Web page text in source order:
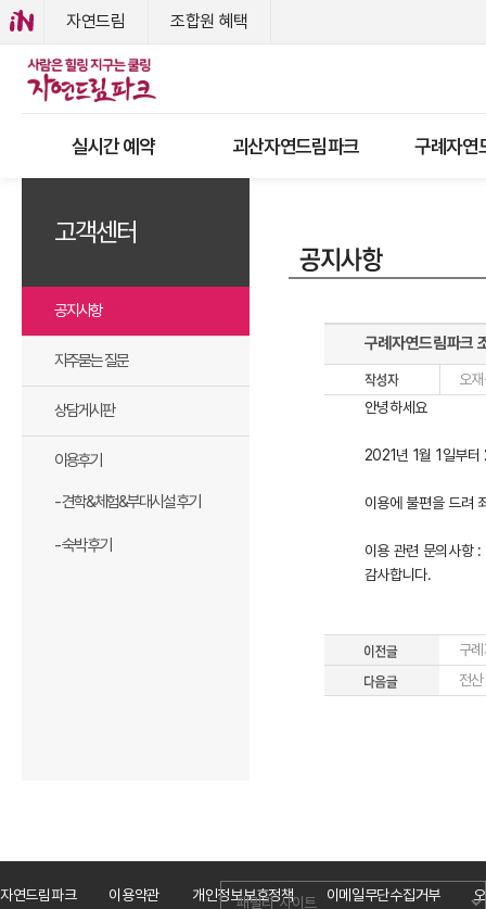
자연드림 조합원 혜택
실시간 예약 괴산자연드림파크 구례자연
고객센터
공지사항
자주묻는 질문
상담게시판
이용후기
- 견학&체험&부대시설 후기
- 숙박 후기
구례자연드림파크
오
안녕하세요
2021년 1월 1일부
이용에 불편을 드려
이용 관련 문의사
감사합니다.
구
전
자연드림파크
이용약관 개인정보보호정책 이메일무단수집거부